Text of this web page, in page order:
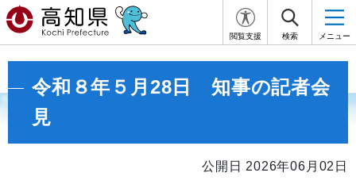
閲覧支援 検索 メニュー
令和８年５月28日 知事の記者会
見
公開日 2026年06月02日